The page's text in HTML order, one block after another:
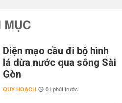
MỤC
Diện mạo cầu đi bộ hình
lá dừa nước qua sông Sài
Gòn
QUY HOẠCH 01 phút trước